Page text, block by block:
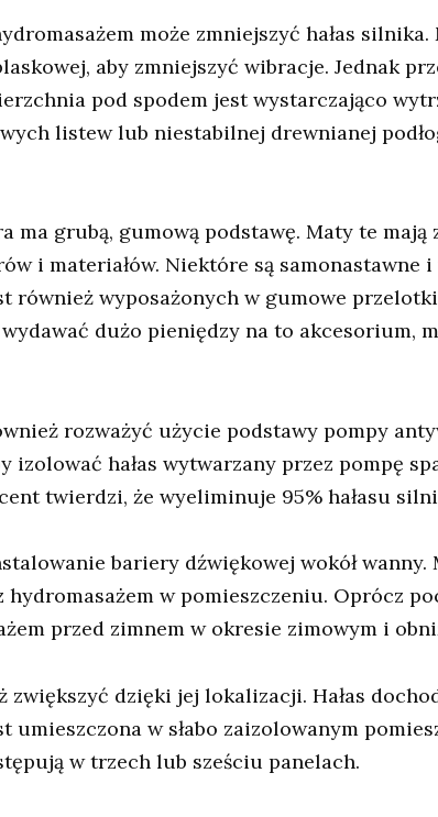
może zmniejszyć hałas
aby zmniejszyć wibracje. Jednak
pod spodem jest wystarczająco
listew lub niestabilnej drewnianej
grubą, gumową podstawę. Maty te mają
i materiałów. Niektóre są samonastawne
również wyposażonych w gumowe
wydawać dużo pieniędzy na to akcesorium,
rozważyć użycie podstawy pompy
izolować hałas wytwarzany przez pompę
twierdzi, że wyeliminuje 95% hałasu
bariery dźwiękowej wokół wanny.
w pomieszczeniu. Oprócz
przed zimnem w okresie zimowym i
zwiększyć dzięki jej lokalizacji. Hałas
w słabo zaizolowanym
w trzech lub sześciu panelach.